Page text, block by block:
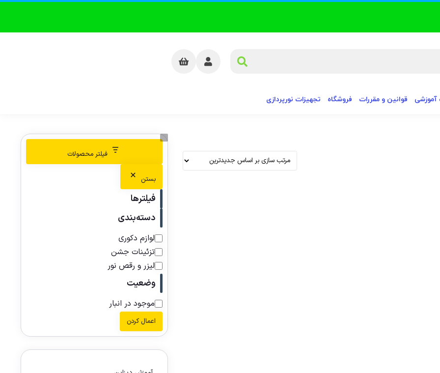
آموزشی قوانین و مقررات فروشگاه تجهیزات نورپردازی
فیلتر محصولات
بستن
فیلترها
دسته‌بندی
لوازم دکوری
تزئینات جشن
لیزر و رقص نور
وضعیت
موجود در انبار
اعمال کردن